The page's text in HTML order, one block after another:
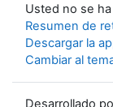
Usted no se
Resumen de
Descargar la
Cambiar al
Desarrollado